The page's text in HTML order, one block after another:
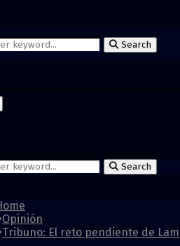
Search
Search
Opinión
Tribuno: El reto pendiente de